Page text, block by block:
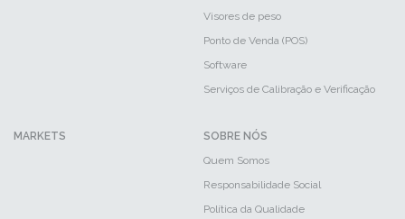
Visores de peso
Ponto de Venda (POS)
Software
Serviços de Calibração e Verificação
MARKETS
SOBRE NÓS
Quem Somos
Responsabilidade Social
Política da Qualidade